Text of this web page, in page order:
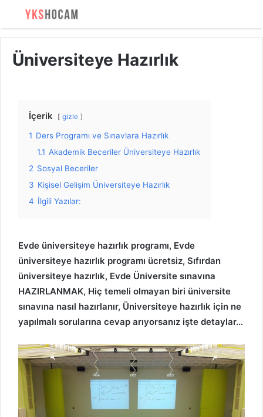
Üniversiteye Hazırlık
İçerik gizle
1 Ders Programı ve Sınavlara Hazırlık
1.1 Akademik Beceriler Üniversiteye Hazırlık
2 Sosyal Beceriler
3 Kişisel Gelişim Üniversiteye Hazırlık
4 İlgili Yazılar:
Evde üniversiteye hazırlık programı, Evde
üniversiteye hazırlık programı ücretsiz, Sıfırdan
üniversiteye hazırlık, Evde Üniversite sınavına
HAZIRLANMAK, Hiç temeli olmayan biri üniversite
sınavına nasıl hazırlanır, Üniversiteye hazırlık için ne
yapılmalı sorularına cevap arıyorsanız işte detaylar…